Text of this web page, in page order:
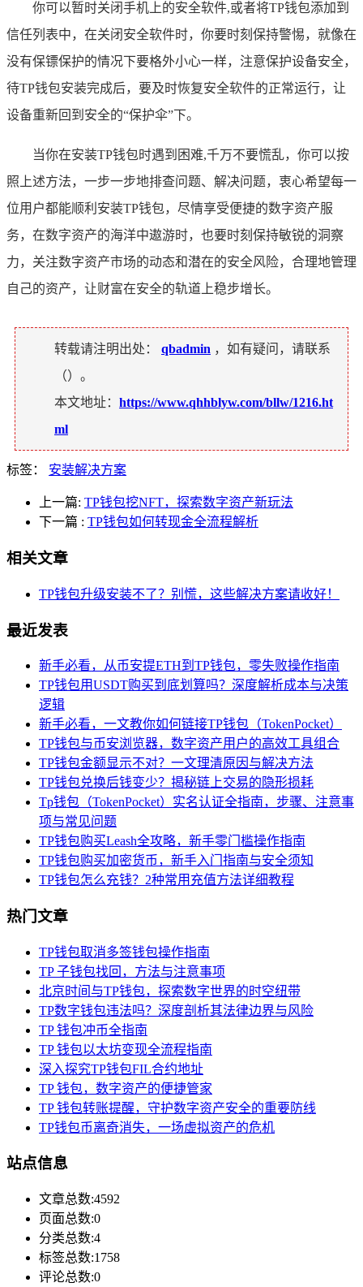
你可以暂时关闭手机上的安全软件,或者将TP钱包添加到
信任列表中，在关闭安全软件时，你要时刻保持警惕，就像在
没有保镖保护的情况下要格外小心一样，注意保护设备安全，
待TP钱包安装完成后，要及时恢复安全软件的正常运行，让
设备重新回到安全的“保护伞”下。
当你在安装TP钱包时遇到困难,千万不要慌乱，你可以按
照上述方法，一步一步地排查问题、解决问题，衷心希望每一
位用户都能顺利安装TP钱包，尽情享受便捷的数字资产服
务，在数字资产的海洋中遨游时，也要时刻保持敏锐的洞察
力，关注数字资产市场的动态和潜在的安全风险，合理地管理
自己的资产，让财富在安全的轨道上稳步增长。
转载请注明出处： qbadmin ，如有疑问，请联系
（）。
本文地址： https://www.qhhblyw.com/bllw/1216.ht
ml
标签： 安装解决方案
上一篇: TP钱包挖NFT，探索数字资产新玩法
下一篇 : TP钱包如何转现金全流程解析
相关文章
TP钱包升级安装不了？别慌，这些解决方案请收好！
最近发表
新手必看，从币安提ETH到TP钱包，零失败操作指南
TP钱包用USDT购买到底划算吗？深度解析成本与决策
逻辑
新手必看，一文教你如何链接TP钱包（TokenPocket）
TP钱包与币安浏览器，数字资产用户的高效工具组合
TP钱包金额显示不对？一文理清原因与解决方法
TP钱包兑换后钱变少？揭秘链上交易的隐形损耗
Tp钱包（TokenPocket）实名认证全指南，步骤、注意事
项与常见问题
TP钱包购买Leash全攻略，新手零门槛操作指南
TP钱包购买加密货币，新手入门指南与安全须知
TP钱包怎么充钱？2种常用充值方法详细教程
热门文章
TP钱包取消多签钱包操作指南
TP 子钱包找回，方法与注意事项
北京时间与TP钱包，探索数字世界的时空纽带
TP数字钱包违法吗？深度剖析其法律边界与风险
TP 钱包冲币全指南
TP 钱包以太坊变现全流程指南
深入探究TP钱包FIL合约地址
TP 钱包，数字资产的便捷管家
TP 钱包转账提醒，守护数字资产安全的重要防线
TP钱包币离奇消失，一场虚拟资产的危机
站点信息
文章总数:4592
页面总数:0
分类总数:4
标签总数:1758
评论总数:0